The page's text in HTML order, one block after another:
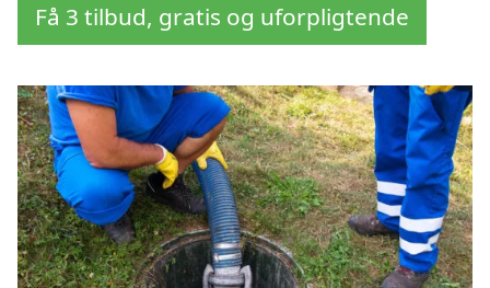
Få 3 tilbud, gratis og uforpligtende